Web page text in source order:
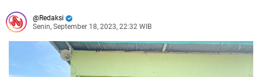
Redaksi
Senin, September 18, 2023, 22:32 WIB